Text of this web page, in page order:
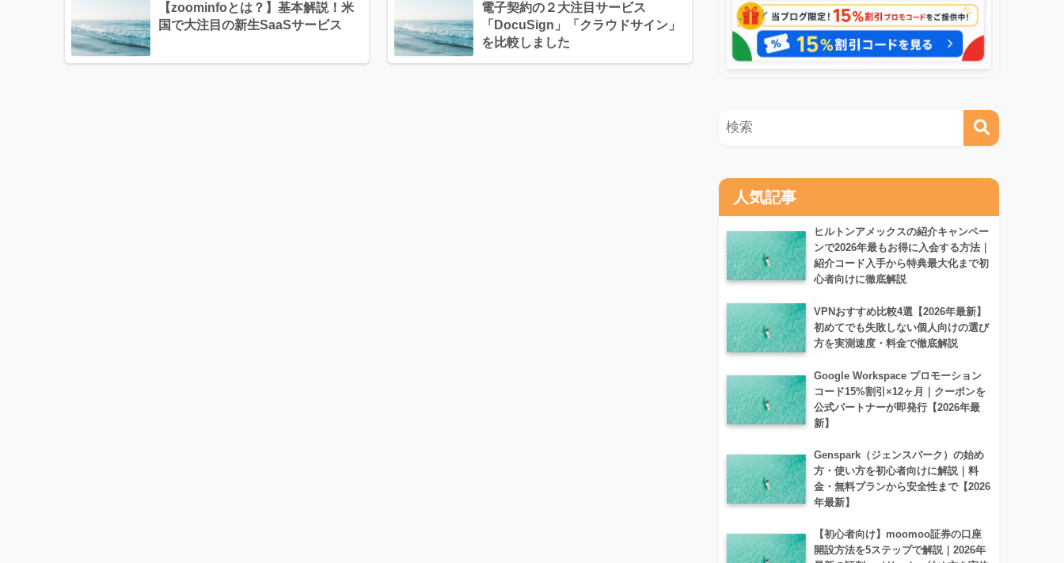
【zoominfoとは？】基本解説！米
国で大注目の新生SaaSサービス
電子契約の２大注目サービス
「DocuSign」「クラウドサイン」
を比較しました
人気記事
ヒルトンアメックスの紹介キャンペー
ンで2026年最もお得に入会する方法｜
紹介コード入手から特典最大化まで初
心者向けに徹底解説
VPNおすすめ比較4選【2026年最新】
初めてでも失敗しない個人向けの選び
方を実測速度・料金で徹底解説
Google Workspace プロモーション
コード15%割引×12ヶ月｜クーポンを
公式パートナーが即発行【2026年最
新】
Genspark（ジェンスパーク）の始め
方・使い方を初心者向けに解説｜料
金・無料プランから安全性まで【2026
年最新】
【初心者向け】moomoo証券の口座
開設方法を5ステップで解説｜2026年